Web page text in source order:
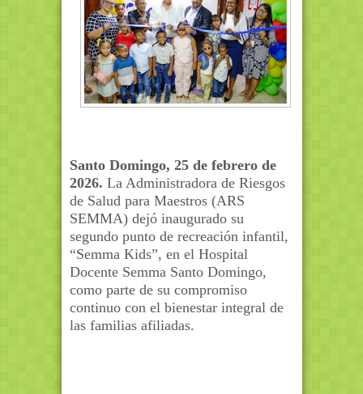
Santo Domingo, 25 de febrero de
2026. La Administradora de Riesgos
de Salud para Maestros (ARS
SEMMA) dejó inaugurado su
segundo punto de recreación infantil,
“Semma Kids”, en el Hospital
Docente Semma Santo Domingo,
como parte de su compromiso
continuo con el bienestar integral de
las familias afiliadas.